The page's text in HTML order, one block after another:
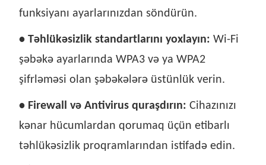
funksiyanı ayarlarınızdan söndürün.
• Təhlükəsizlik standartlarını yoxlayın: Wi-Fi
şəbəkə ayarlarında WPA3 və ya WPA2
şifrləməsi olan şəbəkələrə üstünlük verin.
• Firewall və Antivirus quraşdırın: Cihazınızı
kənar hücumlardan qorumaq üçün etibarlı
təhlükəsizlik proqramlarından istifadə edin.